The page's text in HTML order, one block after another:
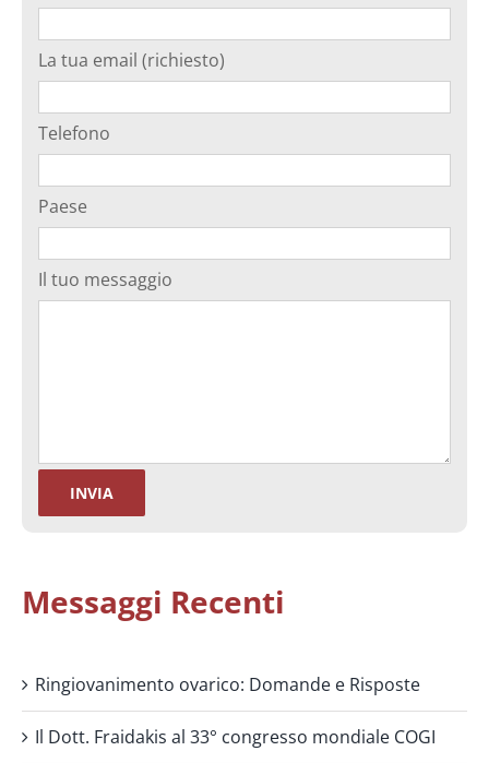
La tua email (richiesto)
Telefono
Paese
Il tuo messaggio
Messaggi Recenti
Ringiovanimento ovarico: Domande e Risposte
Il Dott. Fraidakis al 33° congresso mondiale COGI